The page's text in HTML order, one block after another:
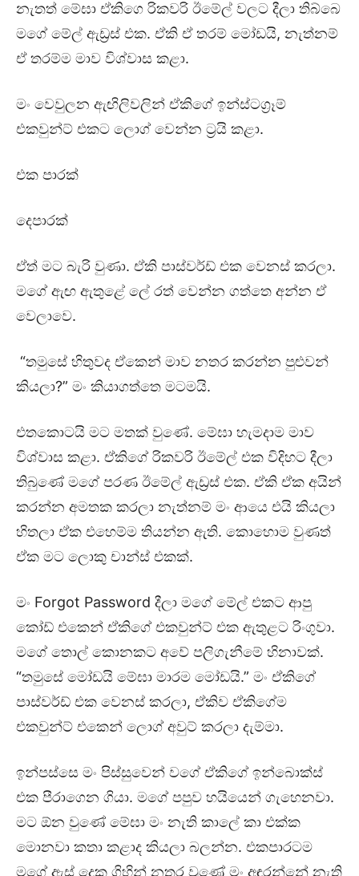
නැතත් මේඝා ඒකිගෙ රිකවරි ඊමේල් වලට දීලා තිබ්බෙ
මගේ මේල් ඇඩ්‍රස් එක. ඒකි ඒ තරම් මෝඩයි, නැත්නම්
ඒ තරම්ම මාව විශ්වාස කළා.
මං වෙවුලන ඇඟිලිවලින් ඒකිගේ ඉන්ස්ටග්‍රෑම්
එකවුන්ට් එකට ලොග් වෙන්න ට්‍රයි කළා.
එක පාරක්
දෙපාරක්
ඒත් මට බැරි වුණා. ඒකි පාස්වර්ඩ් එක වෙනස් කරලා.
මගේ ඇඟ ඇතුළේ ලේ රත් වෙන්න ගත්තෙ අන්න ඒ
වෙලාවෙ.
“තමුසේ හිතුවද ඒකෙන් මාව නතර කරන්න පුළුවන්
කියලා?” මං කියාගත්තෙ මටමයි.
එතකොටයි මට මතක් වුණේ. මේඝා හැමදාම මාව
විශ්වාස කළා. ඒකිගේ රිකවරි ඊමේල් එක විදිහට දීලා
තිබුණේ මගේ පරණ ඊමේල් ඇඩ්‍රස් එක. ඒකි ඒක අයින්
කරන්න අමතක කරලා නැත්නම් මං ආයෙ එයි කියලා
හිතලා ඒක එහෙම්ම තියන්න ඇති. කොහොම වුණත්
ඒක මට ලොකු චාන්ස් එකක්.
මං Forgot Password දීලා මගේ මේල් එකට ආපු
කෝඩ් එකෙන් ඒකිගේ එකවුන්ට් එක ඇතුළට රිංගුවා.
මගේ තොල් කොනකට අවේ පලිගැනීමේ හිනාවක්.
“තමුසේ මෝඩයි මේඝා මාරම මෝඩයි.” මං ඒකිගේ
පාස්වර්ඩ් එක වෙනස් කරලා, ඒකිව ඒකිගේම
එකවුන්ට් එකෙන් ලොග් අවුට් කරලා දැම්මා.
ඉන්පස්සෙ මං පිස්සුවෙන් වගේ ඒකිගේ ඉන්බොක්ස්
එක පීරාගෙන ගියා. මගේ පපුව හයියෙන් ගැහෙනවා.
මට ඕන වුණේ මේඝා මං නැති කාලේ කා එක්ක
මොනවා කතා කළාද කියලා බලන්න. එකපාරටම
මගේ ඇස් දෙක ගිහින් නතර වුණේ මං අඳුරන්නේ නැති